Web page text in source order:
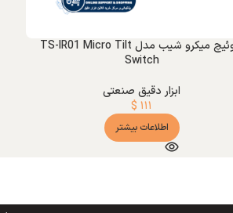
سوئیچ میکرو شیب مدل TS-IR01 Micro Tilt
Switch
ابزار دقیق صنعتی
$ ۱۱۱
اطلاعات بیشتر